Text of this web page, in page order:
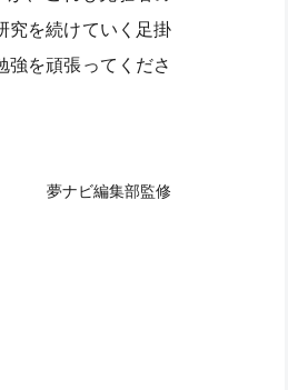
究を続けていく足掛
強を頑張ってくださ
夢ナビ編集部監修